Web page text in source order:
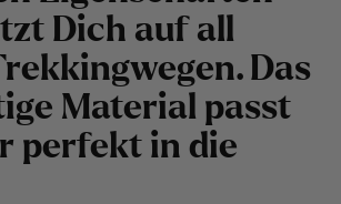
Dich auf all
Das
Material passt
perfekt in die